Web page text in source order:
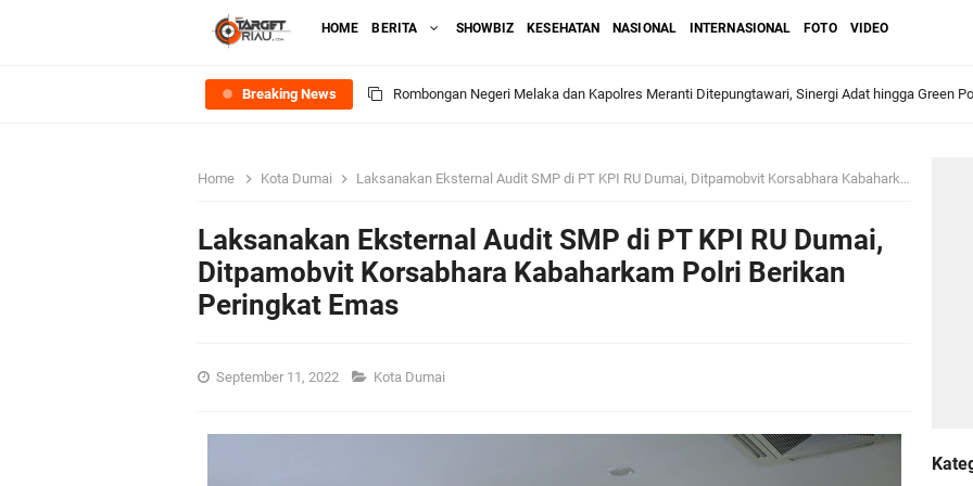
HOME BERITA SHOWBIZ KESEHATAN NASIONAL INTERNASIONAL FOTO VIDEO
Breaking News Rombongan Negeri Melaka dan Kapolres Meranti Ditepungtawari, Sinergi Adat hingga Green
DPRD Kepulauan Meranti Sahkan Ranperda Pertanggungjawaban APBD 2025, Pemkab Siap
Rekomendasi Banggar
SPPG Mantiasa Jalani Inspeksi Higiene dan Sanitasi Pangan
PTPN IV Regional VI Kebun Julok Rayeuk Utara Serahkan Bantuan Mesin Genset untuk Dayah
Home Kota Dumai Laksanakan Eksternal Audit SMP di PT KPI RU Dumai, Ditpamobvit Korsabhara Kabaharkam Polri Berikan Peringkat Emas
Laksanakan Eksternal Audit SMP di PT KPI RU Dumai,
Ditpamobvit Korsabhara Kabaharkam Polri Berikan
Peringkat Emas
September 11, 2022 Kota Dumai